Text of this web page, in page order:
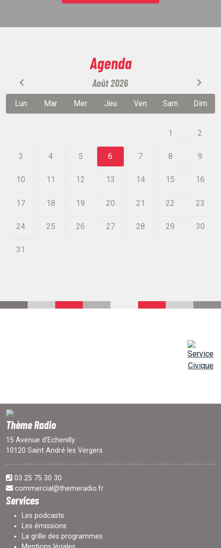
Agenda
Août 2026
Lun Mar Mer Jeu Ven Sam Dim
1 2
3 4 5 6 7 8 9
10 11 12 13 14 15 16
17 18 19 20 21 22 23
24 25 26 27 28 29 30
31
Thème Radio
15 Avenue d'Echenilly
10120 Saint André les Vergers
03 25 75 30 30
commercial@themeradio.fr
Services
Les podcasts
Les émissions
La grille des programmes